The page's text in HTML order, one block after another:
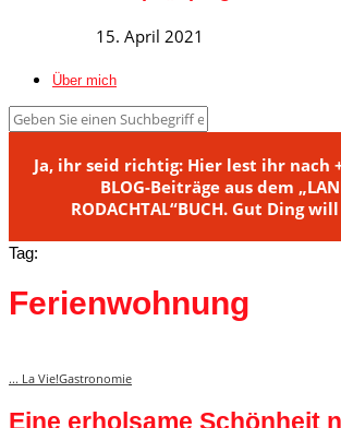
15. April 2021
Über mich
Ja, ihr seid richtig: Hier lest ihr nach
BLOG-Beiträge aus dem
RODACHTAL“BUCH. Gut Ding
Tag:
Ferienwohnung
... La Vie!Gastronomie
Eine erholsame Schönheit